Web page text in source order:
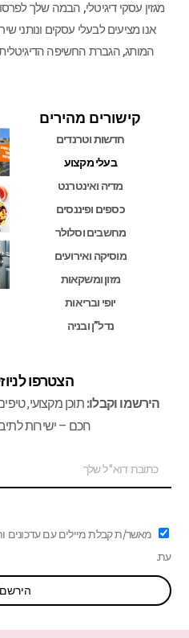
מגזין עסקי דיגיטלי, הבמה שלך
אנו מציעים לבעלי עסקים ונותני
המותג, הגברת החשיפה
קישורים מהירים
חדשות וטרנדים
בעלי מקצוע
מדיה ואינטרנט
כספים ופיננסים
מחשבים וסלולר
מוסיקה ואירועים
מזון ומשקאות
יופי ובריאות
נדל”ן ובניה
הצטרפו
הירשמו וקבלו: תוכן מקצועי,
חכם – ישירות
מאשר/ת קבלת מיילים עם עדכונים
עת.
הירשם